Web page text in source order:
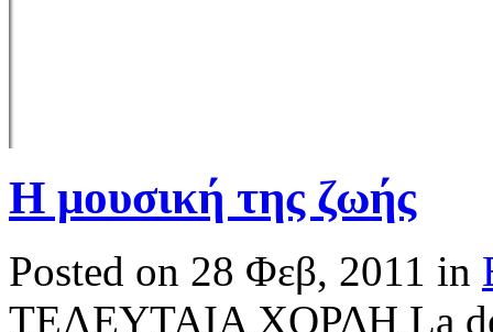
Η μουσική της ζωής
Posted on 28 Φεβ, 2011 in
ΤΕΛΕΥΤΑΙΑ ΧΟΡΔΗ La